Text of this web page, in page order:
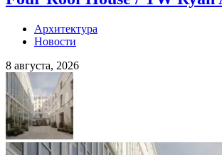
Архитектура
Новости
8 августа, 2026